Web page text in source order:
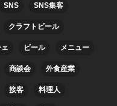
SNS SNS集客
クラフトビール
ビール メニュー
商談会 外食産業
接客 料理人